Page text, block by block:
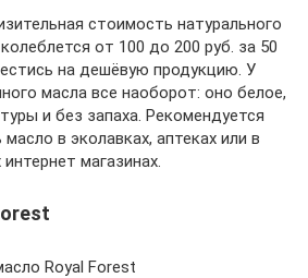
стоимость натурального
от 100 до 200 руб. за 50
на дешёвую продукцию. У
масла все наоборот: оно белое,
и без запаха. Рекомендуется
в эколавках, аптеках или в
магазинах.
Royal Forest